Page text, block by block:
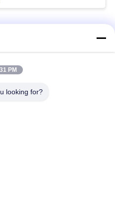
Alle
Granitoberflächenplatte
PM
looking for?